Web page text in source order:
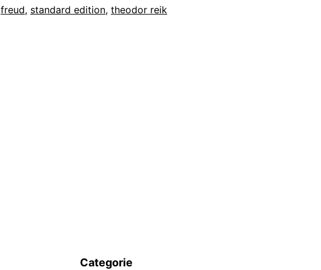
freud, standard edition, theodor reik
Categorie